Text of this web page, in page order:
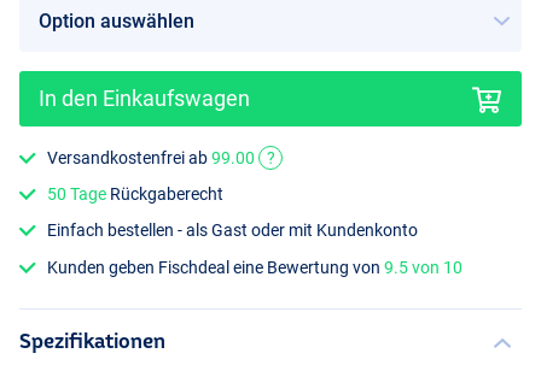
In den Einkaufswagen
Versandkostenfrei ab99.00
?
50 Tage Rückgaberecht
Einfach bestellen - als Gast oder mit Kundenkonto
Kunden geben Fischdeal eine Bewertung von9.5 von 10
Spezifikationen